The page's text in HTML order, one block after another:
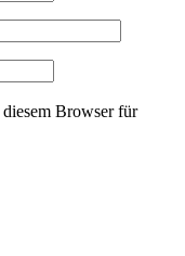
Browser für